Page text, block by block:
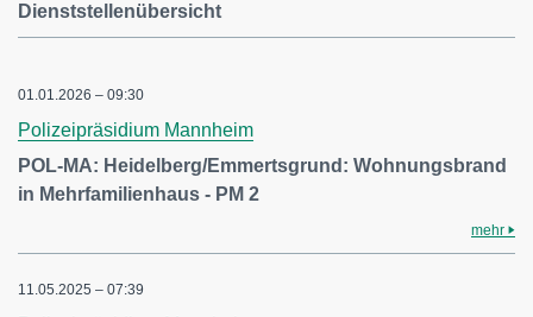
Dienststellenübersicht
01.01.2026 – 09:30
Polizeipräsidium Mannheim
POL-MA: Heidelberg/Emmertsgrund: Wohnungsbrand
in Mehrfamilienhaus - PM 2
mehr
11.05.2025 – 07:39